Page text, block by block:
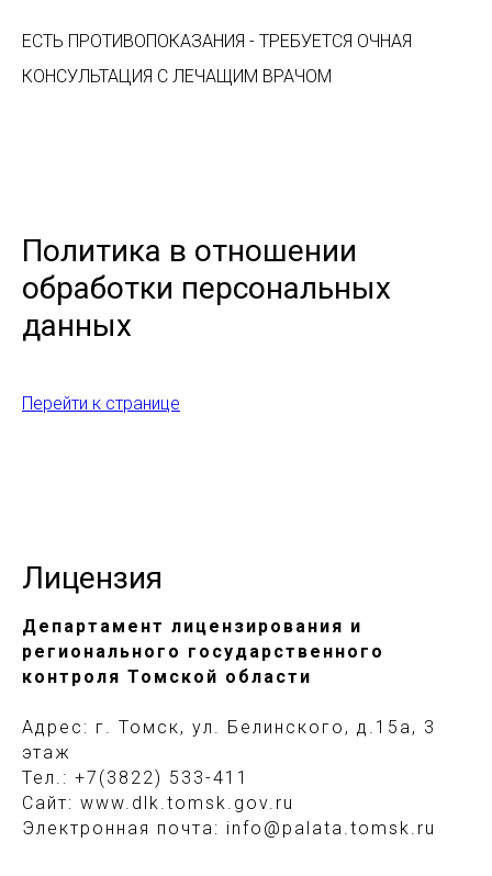
ЕСТЬ ПРОТИВОПОКАЗАНИЯ - ТРЕБУЕТСЯ ОЧНАЯ
КОНСУЛЬТАЦИЯ С ЛЕЧАЩИМ ВРАЧОМ
Политика в отношении
обработки персональных
данных
Перейти к странице
Лицензия
Департамент лицензирования и
регионального государственного
контроля Томской области
Адрес: г. Томск, ул. Белинского, д.15а, 3
этаж
Тел.: +7(3822) 533-411
Сайт: www.dlk.tomsk.gov.ru
Электронная почта: info@palata.tomsk.ru